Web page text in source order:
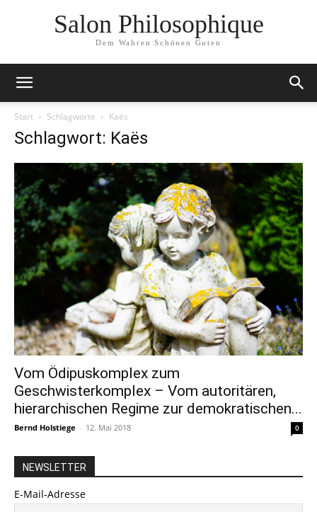
Salon Philosophique
Dem Wahren Schönen Guten
Start Schlagworte Kaës
Schlagwort: Kaës
Vom Ödipuskomplex zum
Geschwisterkomplex – Vom autoritären,
hierarchischen Regime zur demokratischen...
Bernd Holstiege - 12. Mai 2018 0
NEWSLETTER
E-Mail-Adresse